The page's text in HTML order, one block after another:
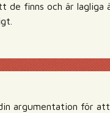
finns och är lagliga
argumentation för